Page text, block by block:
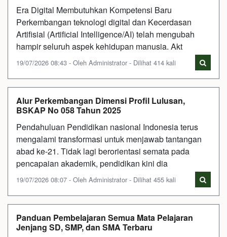
Era Digital Membutuhkan Kompetensi Baru
Perkembangan teknologi digital dan Kecerdasan
Artifisial (Artificial Intelligence/AI) telah mengubah
hampir seluruh aspek kehidupan manusia. Akt
19/07/2026 08:43 - Oleh Administrator - Dilihat 414 kali
Alur Perkembangan Dimensi Profil Lulusan,
BSKAP No 058 Tahun 2025
Pendahuluan Pendidikan nasional Indonesia terus
mengalami transformasi untuk menjawab tantangan
abad ke-21. Tidak lagi berorientasi semata pada
pencapaian akademik, pendidikan kini dia
19/07/2026 08:07 - Oleh Administrator - Dilihat 455 kali
Panduan Pembelajaran Semua Mata Pelajaran
Jenjang SD, SMP, dan SMA Terbaru